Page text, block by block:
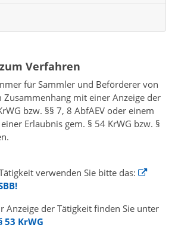
Verfahren
für Sammler und Beförderer von
mit einer Anzeige der
bzw. §§ 7, 8 AbfAEV oder einem
Erlaubnis gem. § 54 KrWG bzw. §
verwenden Sie bitte das:
Anzeige der Tätigkeit finden Sie unter
53 KrWG